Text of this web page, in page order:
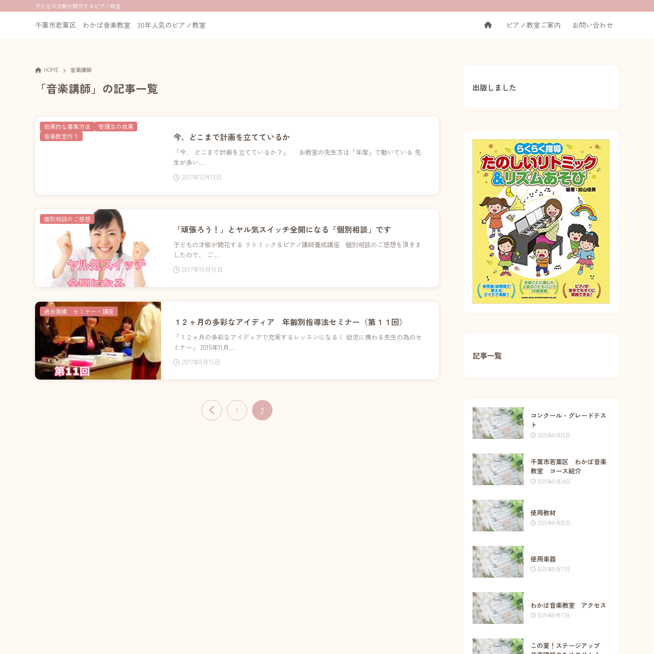
千葉市若葉区 わかば音楽教室 30年人気のピアノ教室
子どもの才能が開花するピアノ教室
ピアノ教室ご案内 お問い合わせ
HOME 音楽講師
「音楽講師」の記事一覧
今、どこまで計画を立てているか
「今、 どこまで計画を立てているか？」 お教室の先生方は「年度」で動いている 先
生が多い…
2017年12月13日
効果的な募集方法
受講生の成果
音楽教室作り
「頑張ろう！」とヤル気スイッチ全開になる「個別相談」です
子どもの才能が開花する リトミック＆ピアノ講師養成講座 個別相談のご感想を頂きま
したので、 ご…
2017年10月19日
個別相談のご感想
１２ヶ月の多彩なアイディア 年齢別指導法セミナー（第１１回）
「１２ヶ月の多彩なアイディアで充実するレッスンになる！ 幼児に携わる先生の為のセ
ミナー」 2015年11月…
2017年8月15日
過去実績 セミナー・講座
1 2
出版しました
記事一覧
コンクール・グレードテス
ト
2025年8月25日
千葉市若葉区 わかば音楽
教室 コース紹介
2025年8月24日
使用教材
2025年8月20日
使用楽器
2025年8月17日
わかば音楽教室 アクセス
2025年8月17日
この夏！ステージアップ